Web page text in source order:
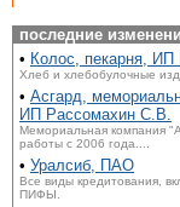
последние
• Колос, пекарня, ИП
Хлеб и хлебобулочные
• Асгард,
ИП Рассомахин С.В.
Мемориальная компания
работы с 2006 года....
• Уралсиб, ПАО
Все виды кредитования,
ПИФЫ.